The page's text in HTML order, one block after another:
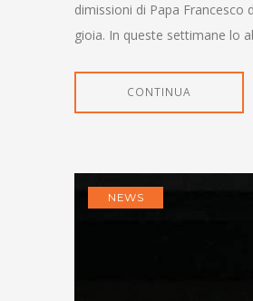
dimissioni di Papa Francesco
gioia. In queste settimane lo
CONTINUA
NEWS